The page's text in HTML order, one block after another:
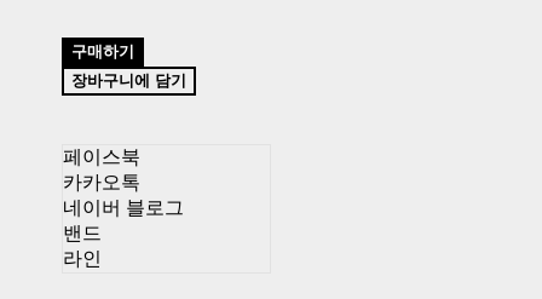
구매하기
장바구니에 담기
페이스북
카카오톡
네이버 블로그
밴드
라인